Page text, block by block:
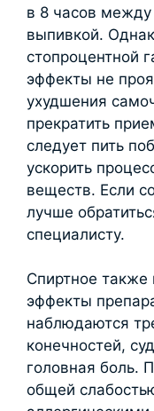
в 8 часов между
выпивкой.
стопроцентной
эффекты не
ухудшения
прекратить
следует пить
ускорить
веществ. Если
лучше
специалисту.
Спиртное
эффекты
наблюдаются
конечностей,
головная боль.
общей